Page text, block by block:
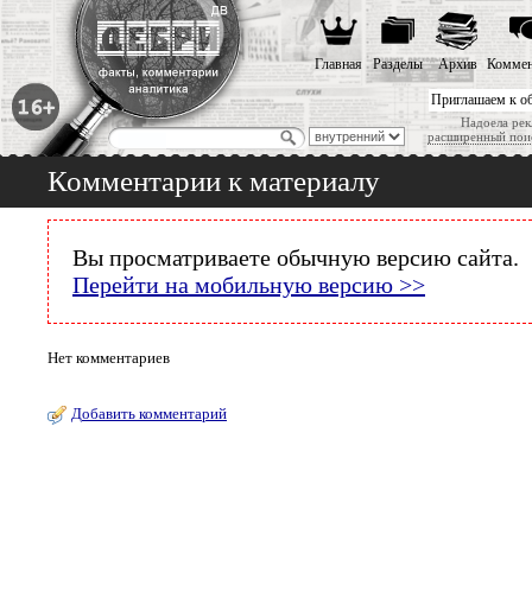
Приглашаем к
Надоела
расширенный
Главная Разделы Архив
Комментарии к материалу
Вы просматриваете обычную версию сайта.
Перейти на мобильную версию >>
Нет комментариев
Добавить комментарий